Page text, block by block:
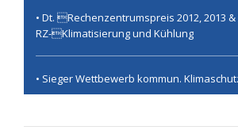
• Dt. Rechenzentrumspreis 2012, 2013
RZ-Klimatisierung und Kühlung
• Sieger Wettbewerb kommun.